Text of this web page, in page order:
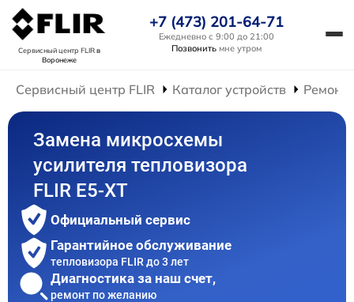
Сервисный центр FLIRв
Воронеже
+7 (473) 201-64-71
Ежедневно с 9:00 до 21:00
Позвонить мне утром
Сервисный центр FLIR Каталог устройств Ремонт
Замена микросхемы
усилителя тепловизора
FLIR E5-XT
Официальный сервис
Гарантийное обслуживание
тепловизора FLIR до 3 лет
Диагностика за наш счет,
ремонт по желанию